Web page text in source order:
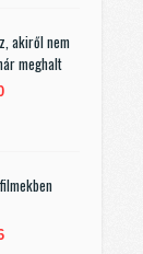
akiről nem
meghalt